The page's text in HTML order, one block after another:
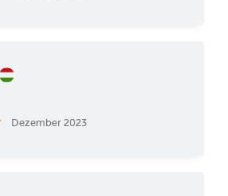
Dezember 2023